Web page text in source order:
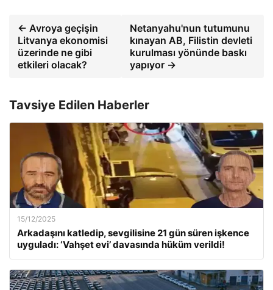
← Avroya geçişin
Litvanya ekonomisi
üzerinde ne gibi
etkileri olacak?
Netanyahu'nun tutumunu
kınayan AB, Filistin devleti
kurulması yönünde baskı
yapıyor →
Tavsiye Edilen Haberler
15/12/2025
Arkadaşını katledip, sevgilisine 21 gün süren işkence
uyguladı: ‘Vahşet evi’ davasında hüküm verildi!